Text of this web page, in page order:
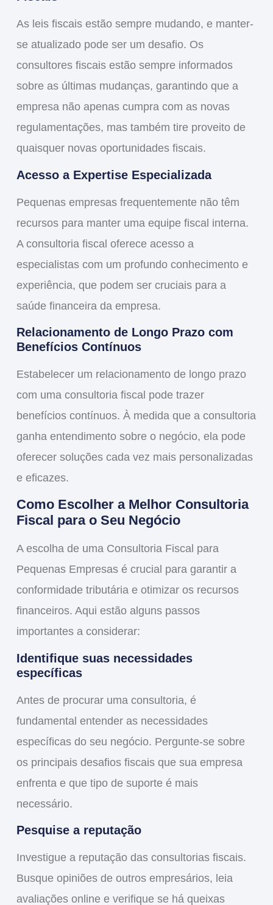
As leis fiscais estão sempre mudando, e manter-
se atualizado pode ser um desafio. Os
consultores fiscais estão sempre informados
sobre as últimas mudanças, garantindo que a
empresa não apenas cumpra com as novas
regulamentações, mas também tire proveito de
quaisquer novas oportunidades fiscais.
Acesso a Expertise Especializada
Pequenas empresas frequentemente não têm
recursos para manter uma equipe fiscal interna.
A consultoria fiscal oferece acesso a
especialistas com um profundo conhecimento e
experiência, que podem ser cruciais para a
saúde financeira da empresa.
Relacionamento de Longo Prazo com
Benefícios Contínuos
Estabelecer um relacionamento de longo prazo
com uma consultoria fiscal pode trazer
benefícios contínuos. À medida que a consultoria
ganha entendimento sobre o negócio, ela pode
oferecer soluções cada vez mais personalizadas
e eficazes.
Como Escolher a Melhor Consultoria
Fiscal para o Seu Negócio
A escolha de uma Consultoria Fiscal para
Pequenas Empresasé crucial para garantir a
conformidade tributária e otimizar os recursos
financeiros. Aqui estão alguns passos
importantes a considerar:
Identifique suas necessidades
específicas
Antes de procurar uma consultoria, é
fundamental entender as necessidades
específicas do seu negócio. Pergunte-se sobre
os principais desafios fiscais que sua empresa
enfrenta e que tipo de suporte é mais
necessário.
Pesquise a reputação
Investigue a reputação das consultorias fiscais.
Busque opiniões de outros empresários, leia
avaliações online e verifique se há queixas